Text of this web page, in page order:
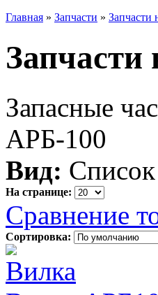
Главная » Запчасти » Запчасти
Запчасти
Запасные
АРБ-100
Вид: Список
На странице:
Сравнение
Сортировка: